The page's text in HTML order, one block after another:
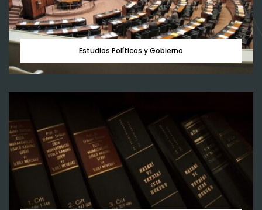
Descripción:
Contribuye a dar cuenta de los orígenes,
características, evolución, manifestación y
consecuencias de fenómenos y problemas
e identificar nuestra realidad específica.
Ver más
Estudios Políticos y Gobierno